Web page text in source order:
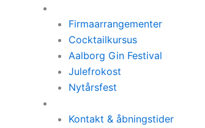
Firmaarrangementer
Cocktailkursus
Aalborg Gin Festival
Julefrokost
Nytårsfest
Kontakt & åbningstider